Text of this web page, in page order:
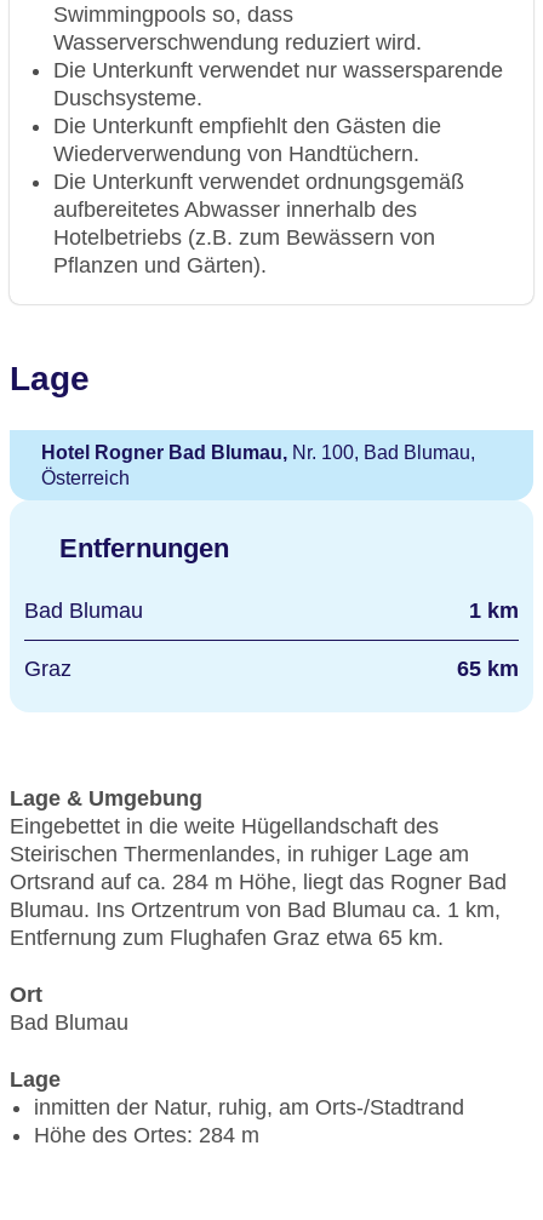
Swimmingpools so, dass
Wasserverschwendung reduziert wird.
Die Unterkunft verwendet nur wassersparende
Duschsysteme.
Die Unterkunft empfiehlt den Gästen die
Wiederverwendung von Handtüchern.
Die Unterkunft verwendet ordnungsgemäß
aufbereitetes Abwasser innerhalb des
Hotelbetriebs (z.B. zum Bewässern von
Pflanzen und Gärten).
Lage
Hotel Rogner Bad Blumau, Nr. 100, Bad Blumau,
Österreich
Entfernungen
Bad Blumau 1 km
Graz 65 km
Lage & Umgebung
Eingebettet in die weite Hügellandschaft des
Steirischen Thermenlandes, in ruhiger Lage am
Ortsrand auf ca. 284 m Höhe, liegt das Rogner Bad
Blumau. Ins Ortzentrum von Bad Blumau ca. 1 km,
Entfernung zum Flughafen Graz etwa 65 km.
Ort
Bad Blumau
Lage
inmitten der Natur, ruhig, am Orts-/Stadtrand
Höhe des Ortes: 284 m